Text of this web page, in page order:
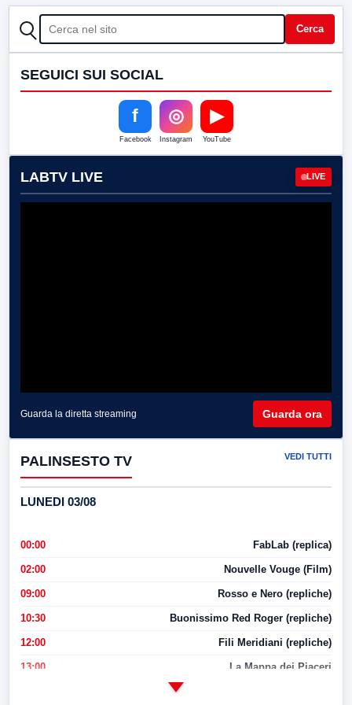
CERCA Cerca
SEGUICI SUI SOCIAL
f
Facebook
◎
Instagram
▶
YouTube
LABTV LIVE LIVE
Guarda la diretta streaming Guarda ora
PALINSESTO TV VEDI TUTTI
LUNEDI 03/08
00:00 FabLab (replica)
02:00 Nouvelle Vouge (Film)
09:00 Rosso e Nero (repliche)
10:30 Buonissimo Red Roger (repliche)
12:00 Fili Meridiani (repliche)
13:00 La Mappa dei Piaceri